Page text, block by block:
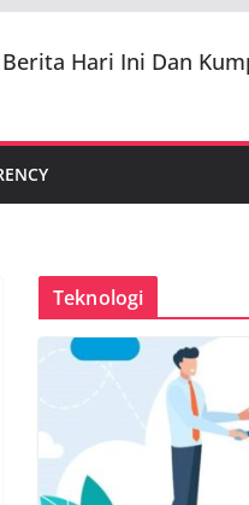
Berita Hari Ini Dan
Teknologi